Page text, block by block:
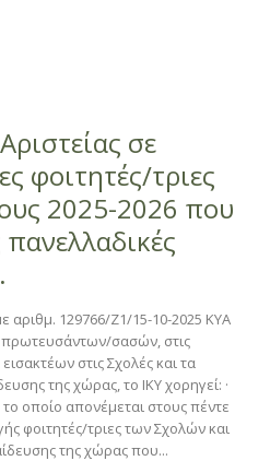
σε
φοιτητές/τριες
2025-2026 που
αριθμ. 129766/Ζ1/15-10-2025 ΚΥΑ
σασών, στις
στις Σχολές και τα
της χώρας, το ΙΚΥ χορηγεί: ·
οποίο απονέμεται στους πέντε
φοιτητές/τριες των Σχολών και
της χώρας που...